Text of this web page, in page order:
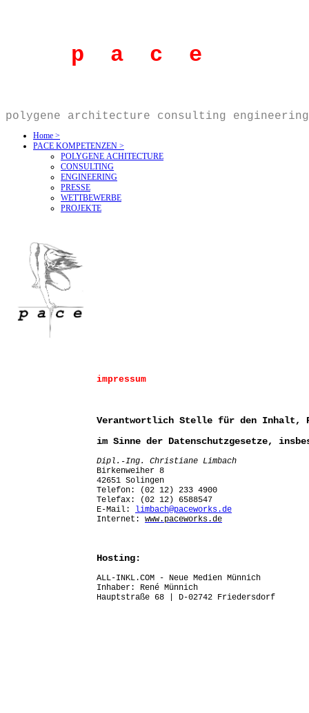
p a c e
polygene architecture consulting engineering
Home >
PACE KOMPETENZEN >
POLYGENE ACHITECTURE
CONSULTING
ENGINEERING
PRESSE
WETTBEWERBE
PROJEKTE
impressum
Verantwortlich Stelle für den Inhalt,
im Sinne der Datenschutzgesetze,
Dipl.-Ing. Christiane Limbach
Birkenweiher 8
42651 Solingen
Telefon: (02 12) 233 4900
Telefax: (02 12) 6588547
E-Mail:
limbach@paceworks.de
Internet: www.paceworks.de
Hosting:
ALL-INKL.COM - Neue Medien Münnich
Inhaber: René Münnich
Hauptstraße 68 | D-02742 Friedersdorf